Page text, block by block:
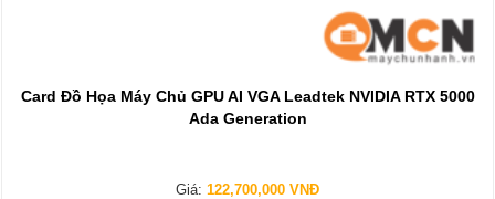
Card Đồ Họa Máy Chủ GPU AI VGA Leadtek NVIDIA RTX 5000
Ada Generation
Giá: 122,700,000 VNĐ